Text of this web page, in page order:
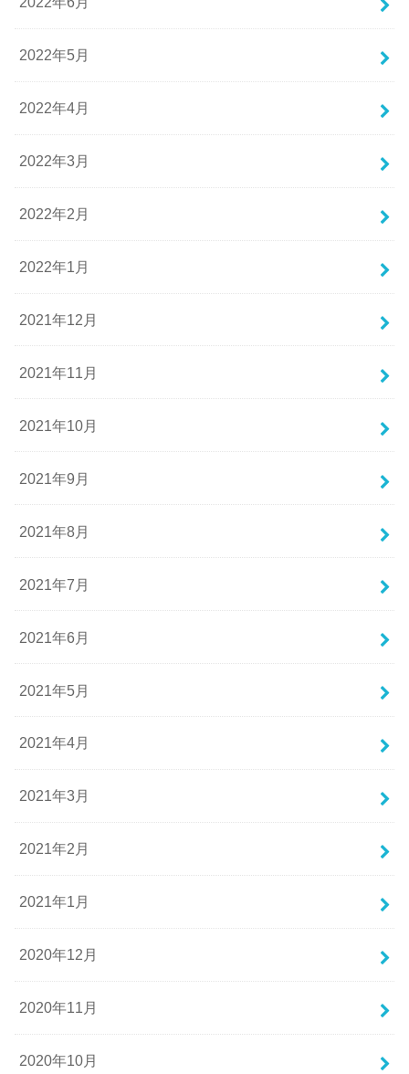
2022年5月
2022年4月
2022年3月
2022年2月
2022年1月
2021年12月
2021年11月
2021年10月
2021年9月
2021年8月
2021年7月
2021年6月
2021年5月
2021年4月
2021年3月
2021年2月
2021年1月
2020年12月
2020年11月
2020年10月